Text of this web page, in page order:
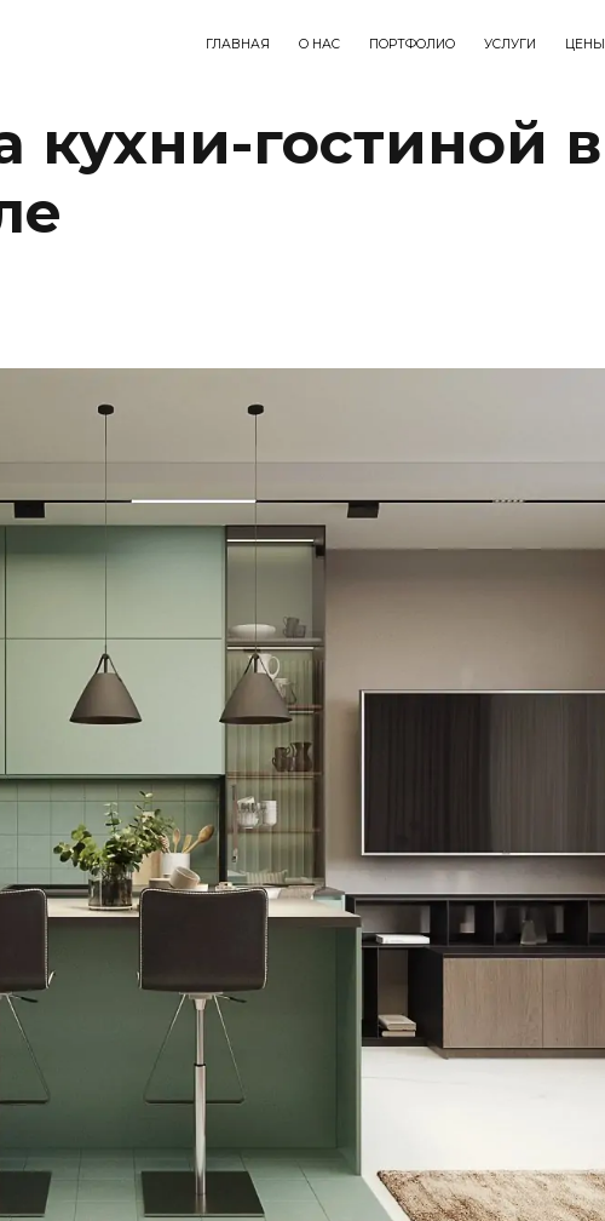
ГЛАВНАЯ О НАС ПОРТФОЛИО УСЛУГИ ЦЕНЫ
кухни-гостиной в